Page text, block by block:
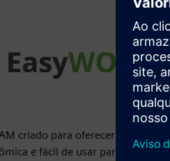
criado para oferecer uma
e fácil de usar para